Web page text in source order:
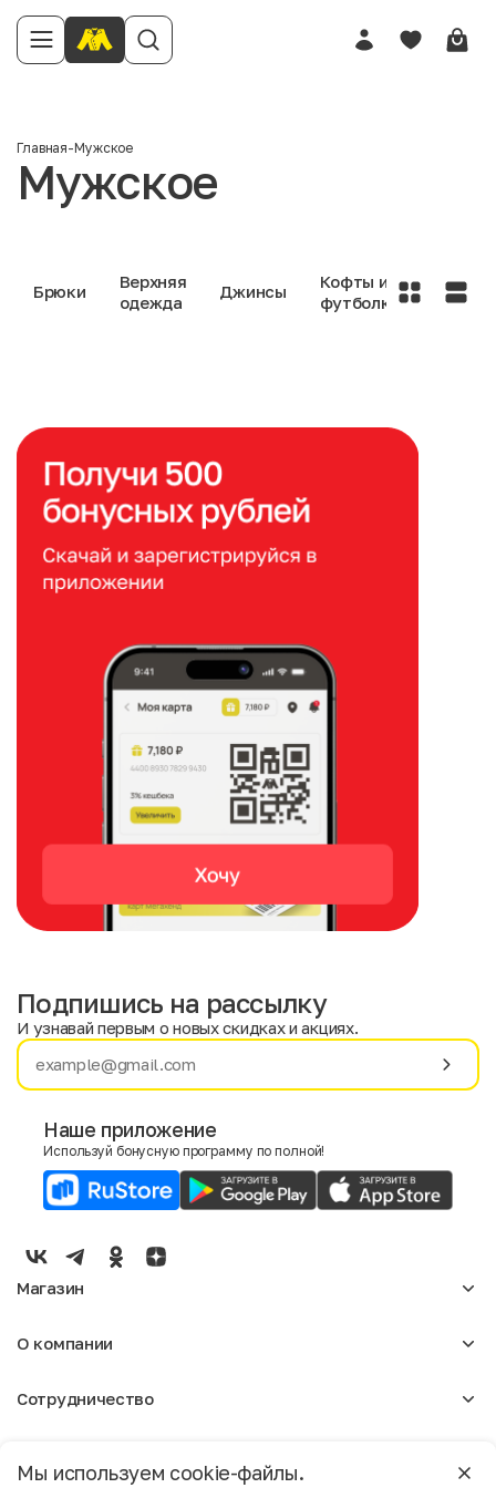
Главная-Мужское
Мужское
Брюки
Верхняя
одежда
Джинсы
Кофты и
футболки
Нижнее
белье
Имя
E-mail
Мужской
Женский
Мы используем cookie-файлы.
Москва
Подпишись на рассылку
И узнавай первым о новых скидках и акциях.
Наше приложение
Используй бонусную программу по полной!
Магазин
Мужское
О компании
Отзывы
Магазины
Сотрудничество
Реклама